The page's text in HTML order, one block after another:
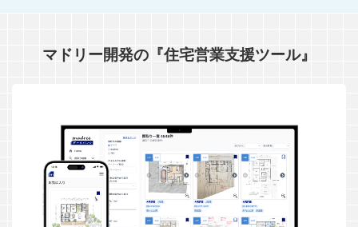
マドリー開発の『住宅営業支援ツール』